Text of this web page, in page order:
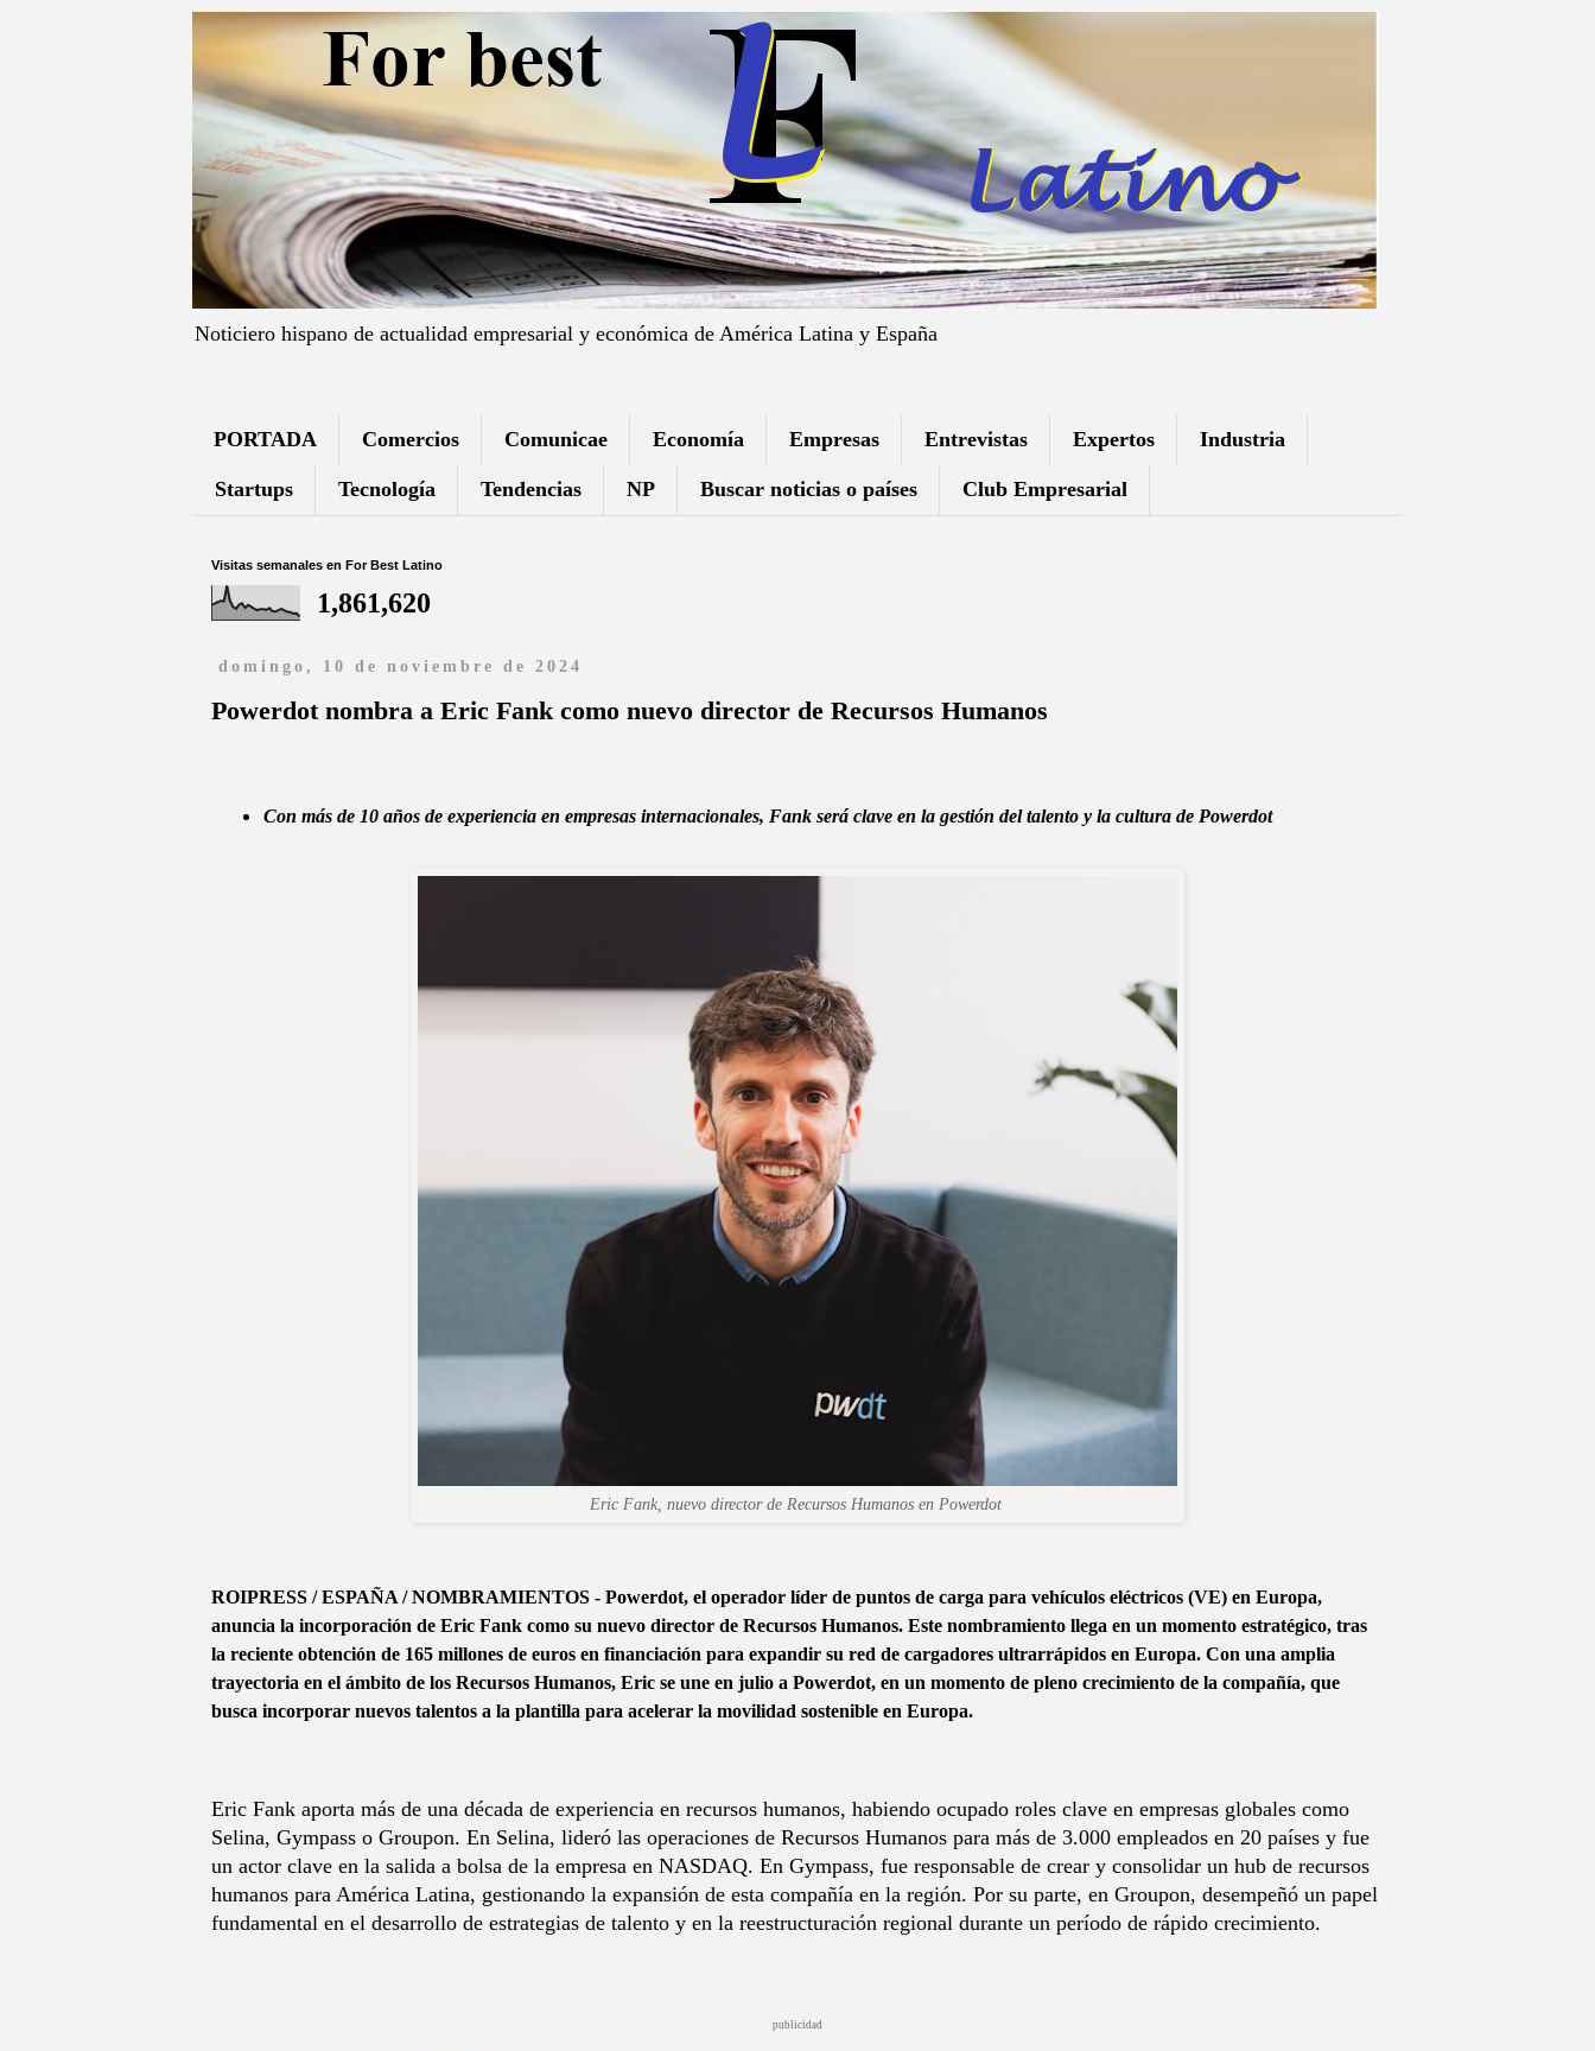
Noticiero hispano de actualidad empresarial y económica de América Latina y España
PORTADA Comercios Comunicae Economía Empresas Entrevistas Expertos Industria
Startups Tecnología Tendencias NP Buscar noticias o países Club Empresarial
Visitas semanales en For Best Latino
1,861,620
domingo, 10 de noviembre de 2024
Powerdot nombra a Eric Fank como nuevo director de Recursos Humanos
Con más de 10 años de experiencia en empresas internacionales, Fank será clave en la gestión del talento y la cultura de Powerdot
Eric Fank, nuevo director de Recursos Humanos en Powerdot
ROIPRESS / ESPAÑA / NOMBRAMIENTOS - Powerdot, el operador líder de puntos de carga para vehículos eléctricos (VE) en Europa,
anuncia la incorporación de Eric Fank como su nuevo director de Recursos Humanos. Este nombramiento llega en un momento estratégico, tras
la reciente obtención de 165 millones de euros en financiación para expandir su red de cargadores ultrarrápidos en Europa. Con una amplia
trayectoria en el ámbito de los Recursos Humanos, Eric se une en julio a Powerdot, en un momento de pleno crecimiento de la compañía, que
busca incorporar nuevos talentos a la plantilla para acelerar la movilidad sostenible en Europa.
Eric Fank aporta más de una década de experiencia en recursos humanos, habiendo ocupado roles clave en empresas globales como
Selina, Gympass o Groupon. En Selina, lideró las operaciones de Recursos Humanos para más de 3.000 empleados en 20 países y fue
un actor clave en la salida a bolsa de la empresa en NASDAQ. En Gympass, fue responsable de crear y consolidar un hub de recursos
humanos para América Latina, gestionando la expansión de esta compañía en la región. Por su parte, en Groupon, desempeñó un papel
fundamental en el desarrollo de estrategias de talento y en la reestructuración regional durante un período de rápido crecimiento.
publicidad